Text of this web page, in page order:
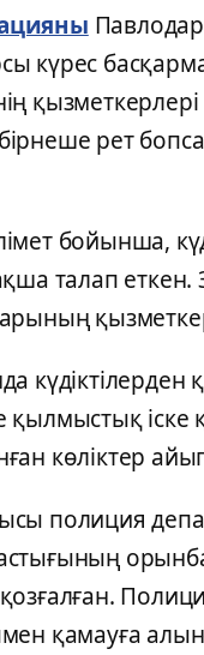
күрес
қызметкерлері
рет
бойынша,
талап
іске
көліктер
полиция
қамауға